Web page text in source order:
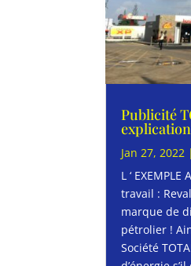
Publicité
Jan 27, 2022 |
L ‘
travail :
marque de
pétrolier !
Société